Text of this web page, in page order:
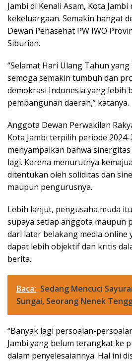
Jambi di Kenali Asam, Kota
kekeluargaan. Semakin hangat
Dewan Penasehat PW IWO
Siburian.
“Selamat Hari Ulang Tahun
semoga semakin tumbuh dan
demokrasi Indonesia yang lebih
pembangunan daerah,” katanya.
Anggota Dewan Perwakilan
Kota Jambi terpilih periode
menyampaikan bahwa
lagi. Karena menurutnya
ditentukan oleh soliditas dan
maupun pengurusnya.
Lebih lanjut, pengusaha muda
supaya setiap anggota maupun
dari latar belakang media online
dapat lebih objektif dan kritis
berita.
Baca: Sedang Mencuci
Sungai, Seorang Nenek
“Banyak lagi persoalan-
Jambi yang belum terangkat ke
dalam penyelesaiannya. Hal ini